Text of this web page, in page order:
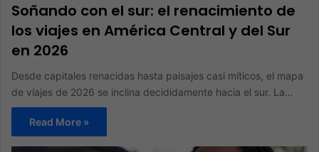
Soñando con el sur: el renacimiento de
los viajes en América Central y del Sur
en 2026
Desde capitales renacidas hasta paisajes casi míticos, el mapa
de viajes de 2026 se inclina decididamente hacia el sur. La…
Read More »